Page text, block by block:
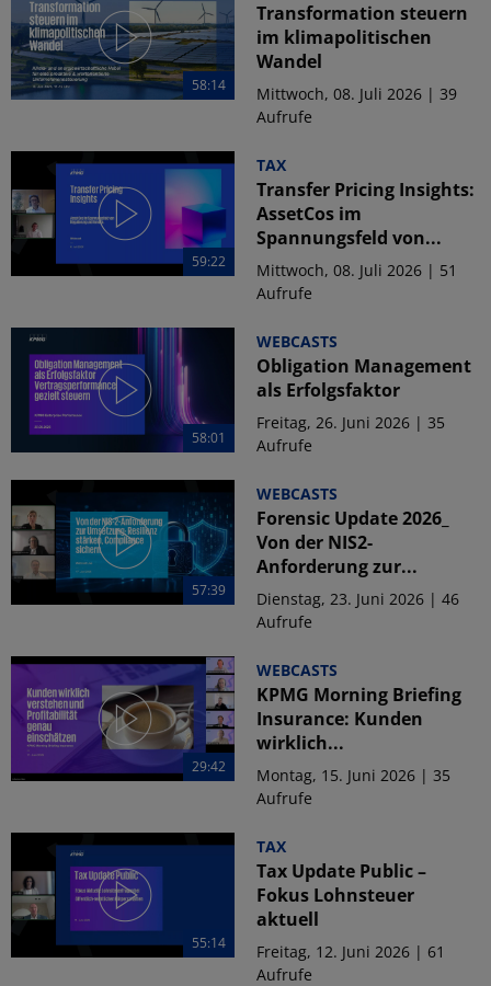
58:14
Transformation steuern
im klimapolitischen
Wandel
Mittwoch, 08. Juli 2026 | 39
Aufrufe
59:22
TAX
Transfer Pricing Insights:
AssetCos im
Spannungsfeld von...
Mittwoch, 08. Juli 2026 | 51
Aufrufe
58:01
WEBCASTS
Obligation Management
als Erfolgsfaktor
Freitag, 26. Juni 2026 | 35
Aufrufe
57:39
WEBCASTS
Forensic Update 2026_
Von der NIS2-
Anforderung zur...
Dienstag, 23. Juni 2026 | 46
Aufrufe
29:42
WEBCASTS
KPMG Morning Briefing
Insurance: Kunden
wirklich...
Montag, 15. Juni 2026 | 35
Aufrufe
55:14
TAX
Tax Update Public –
Fokus Lohnsteuer
aktuell
Freitag, 12. Juni 2026 | 61
Aufrufe